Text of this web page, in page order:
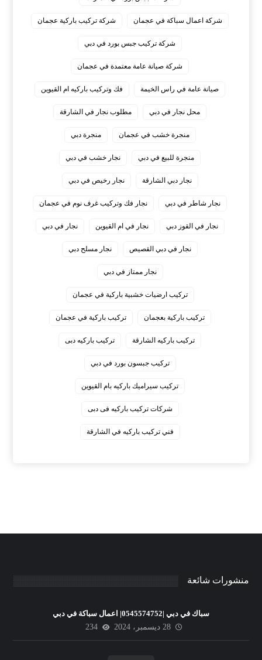
شركة اعمال سباكة في عجمان شركة تركيب باركية عجمان
شركة تركيب جبس بورد في دبي
شركة صيانة عامة معتمدة في عجمان
صيانة عامة في راس الخيمة فك وتركيب باركيه ام القيوين
محل نجار في دبي مطلوب نجار في الشارقة
منجرة خشب في عجمان منجرة دبي
منجرة للبيع في دبي نجار خشب في دبي
نجار دبي الشارقة نجار رخيص في دبي
نجار شاطر في دبي نجار فك وتركيب غرف نوم في عجمان
نجار في القوز دبي نجار في ام القيوين نجار في دبي
نجار في دبي القصيص نجار مسلح دبي
نجار ممتاز في دبي
‏تركيب ارضيات خشبية باركية في عجمان
‏تركيب باركية بعجمان ‏تركيب باركية في عجمان
‏تركيب باركيه الشارقة ‏تركيب باركيه دبى
‏تركيب جبسون بورد في دبي
‏تركيب سيراميك باركيه بام القيوين
‏شركات تركيب باركيه فى دبى
‏فني تركيب باركيه في الشارقة
منشورات شائعة
سباك في دبي |0545574752| اعمال سباكة في دبي
28 ديسمبر، 2024
234